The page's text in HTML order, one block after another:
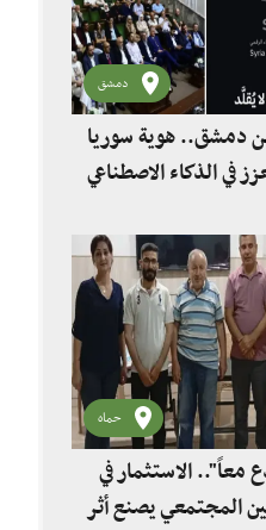
دمشق
دمشق.. هوية سوريا
في الذكاء الاصطناعي
حماه
معاً".. الاستثمار في
المجتمعي يصنع أثر